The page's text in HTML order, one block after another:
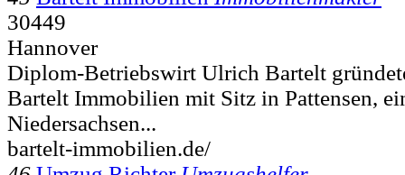
30449
Hannover
Diplom-Betriebswirt Ulrich Bartelt
Bartelt Immobilien mit Sitz in Pattensen,
Niedersachsen...
bartelt-immobilien.de/